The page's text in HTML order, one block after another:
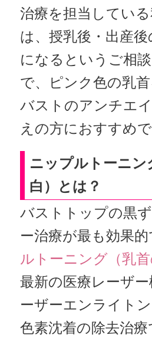
治療を担当してい
は、授乳後・出産
になるというご相
で、ピンク色の乳首
バストのアンチエ
えの方におすすめで
ニップルトーニン
白）とは？
バストトップの黒
ー治療が最も効果的
ルトーニング（乳首
最新の医療レーザ
ーザーエンライト
色素沈着の除去治